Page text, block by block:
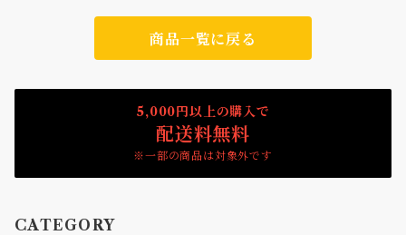
商品一覧に戻る
5,000円以上の購入で
配送料無料
※一部の商品は対象外です
CATEGORY